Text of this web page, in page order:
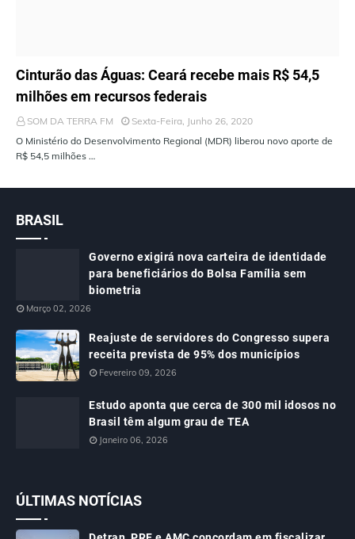
ÚLTIMAS NOTÍCIAS
Cinturão das Águas: Ceará recebe mais R$ 54,5
milhões em recursos federais
SOM DA TERRA FM
Sexta-Feira, Junho 26, 2020
O Ministério do Desenvolvimento Regional (MDR) liberou novo aporte de
R$ 54,5 milhões …
BRASIL
Governo exigirá nova carteira de identidade
para beneficiários do Bolsa Família sem
biometria
Março 02, 2026
Reajuste de servidores do Congresso supera
receita prevista de 95% dos municípios
Fevereiro 09, 2026
Estudo aponta que cerca de 300 mil idosos no
Brasil têm algum grau de TEA
Janeiro 06, 2026
ÚLTIMAS NOTÍCIAS